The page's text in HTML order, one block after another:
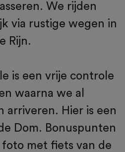
We rijden
via rustige wegen in
Rijn.
is een vrije controle
waarna we al
arriveren. Hier is een
Dom. Bonuspunten
met fiets van de